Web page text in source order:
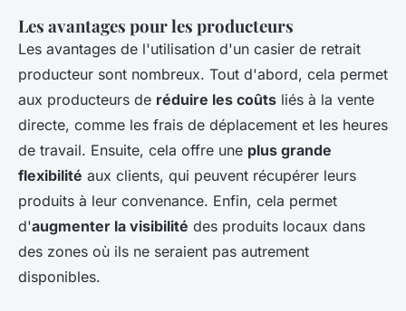
Les avantages pour les producteurs
Les avantages de l'utilisation d'un casier de retrait
producteur sont nombreux. Tout d'abord, cela permet
aux producteurs de réduire les coûts liés à la vente
directe, comme les frais de déplacement et les heures
de travail. Ensuite, cela offre une plus grande
flexibilité aux clients, qui peuvent récupérer leurs
produits à leur convenance. Enfin, cela permet
d'augmenter la visibilité des produits locaux dans
des zones où ils ne seraient pas autrement
disponibles.